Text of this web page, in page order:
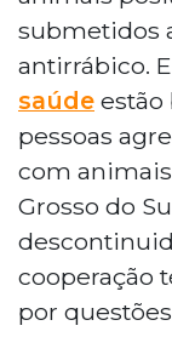
submetidos
antirrábico.
saúde estão
pessoas
com
Grosso do
cooperação
por